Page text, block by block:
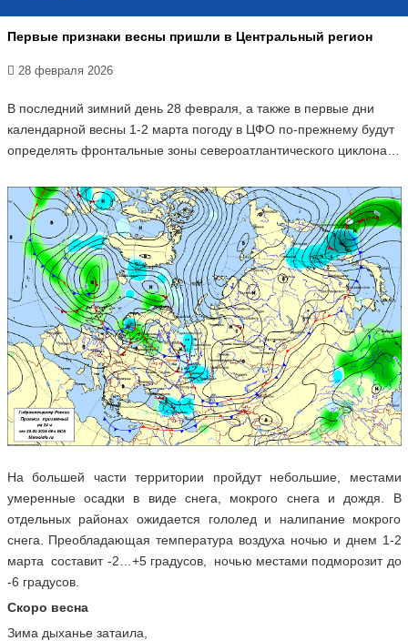
Первые признаки весны пришли в Центральный регион
28 февраля 2026
В последний зимний день 28 февраля, а также в первые дни
календарной весны 1-2 марта погоду в ЦФО по-прежнему будут
определять фронтальные зоны североатлантического циклона…
На большей части территории пройдут небольшие, местами
умеренные осадки в виде снега, мокрого снега и дождя. В
отдельных районах ожидается гололед и налипание мокрого
снега. Преобладающая температура воздуха ночью и днем 1-2
марта составит -2…+5 градусов, ночью местами подморозит до
-6 градусов.
Скоро весна
Зима дыханье затаила,